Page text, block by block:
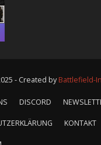
- Created by Battlefield-
DISCORD
KONTAKT